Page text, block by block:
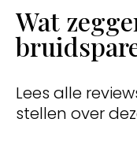
Wat
Lees alle
stellen over